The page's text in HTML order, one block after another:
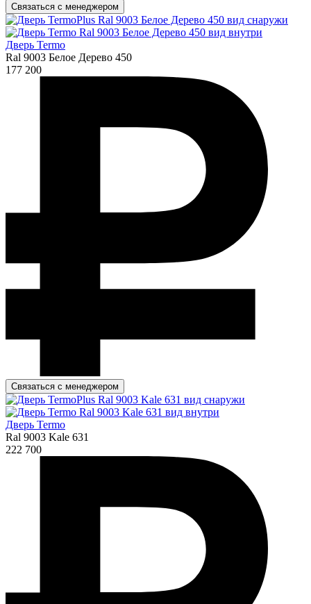
Связаться с менеджером
Дверь Termo
Ral 9003 Белое Дерево 450
177 200
Связаться с менеджером
Дверь Termo
Ral 9003 Kale 631
222 700